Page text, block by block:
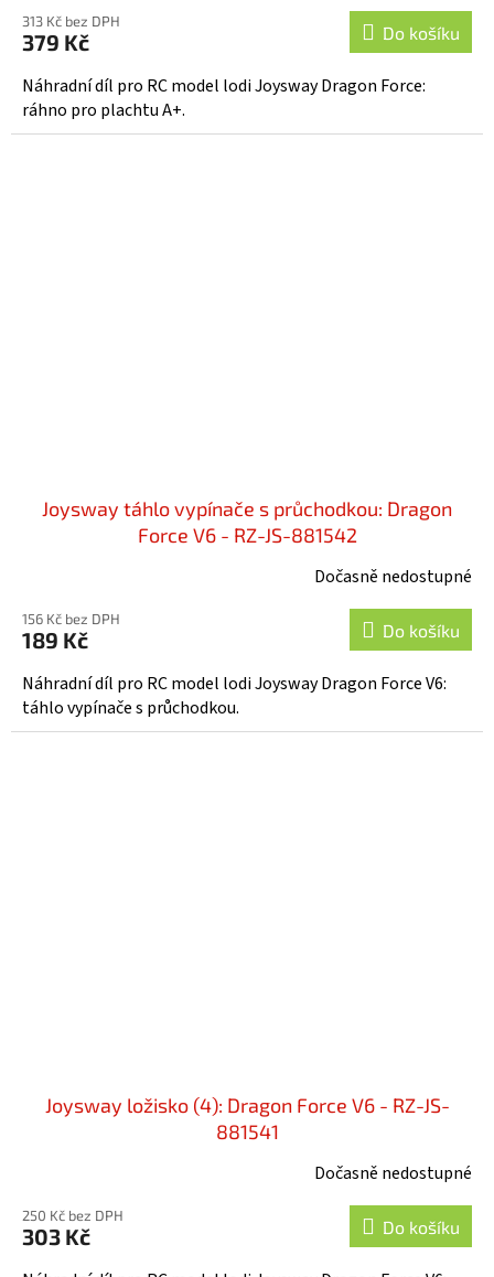
313 Kč bez DPH
379 Kč Do košíku
Náhradní díl pro RC model lodi Joysway Dragon Force:
ráhno pro plachtu A+.
Joysway táhlo vypínače s průchodkou: Dragon
Force V6 - RZ-JS-881542
Dočasně nedostupné
156 Kč bez DPH
189 Kč Do košíku
Náhradní díl pro RC model lodi Joysway Dragon Force V6:
táhlo vypínače s průchodkou.
Joysway ložisko (4): Dragon Force V6 - RZ-JS-
881541
Dočasně nedostupné
250 Kč bez DPH
303 Kč Do košíku